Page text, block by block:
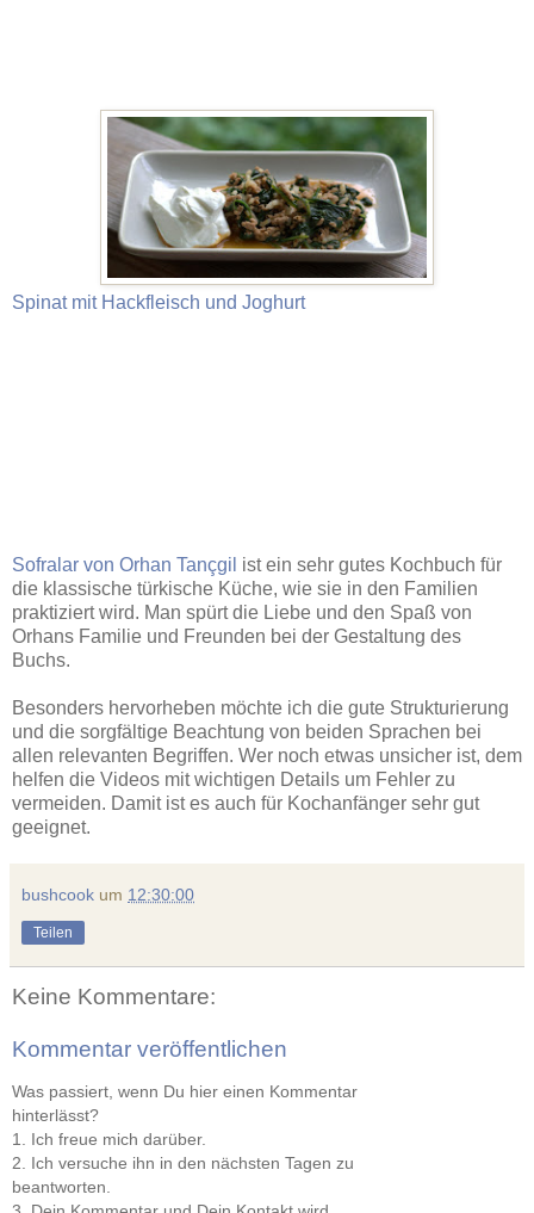
Spinat mit Hackfleisch und Joghurt
Sofralar von Orhan Tançgil ist ein sehr gutes Kochbuch für
die klassische türkische Küche, wie sie in den Familien
praktiziert wird. Man spürt die Liebe und den Spaß von
Orhans Familie und Freunden bei der Gestaltung des
Buchs.
Besonders hervorheben möchte ich die gute Strukturierung
und die sorgfältige Beachtung von beiden Sprachen bei
allen relevanten Begriffen. Wer noch etwas unsicher ist, dem
helfen die Videos mit wichtigen Details um Fehler zu
vermeiden. Damit ist es auch für Kochanfänger sehr gut
geeignet.
bushcook um 12:30:00
Teilen
Keine Kommentare:
Kommentar veröffentlichen
Was passiert, wenn Du hier einen Kommentar
hinterlässt?
1. Ich freue mich darüber.
2. Ich versuche ihn in den nächsten Tagen zu
beantworten.